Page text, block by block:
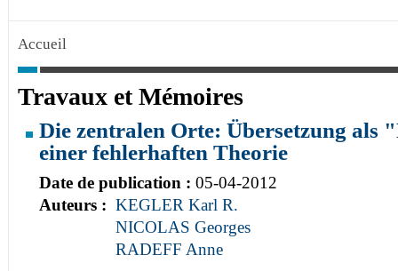
Accueil
Travaux et Mémoires
Die zentralen Orte: Übersetzung als
einer fehlerhaften Theorie
Date de publication : 05-04-2012
Auteurs : KEGLER Karl R.
NICOLAS Georges
RADEFF Anne